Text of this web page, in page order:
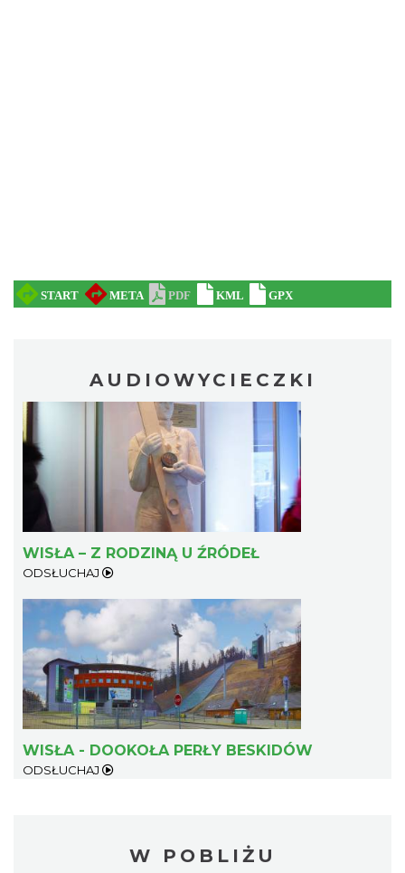
AUDIOWYCIECZKI
WISŁA – Z RODZINĄ U ŹRÓDEŁ
ODSŁUCHAJ
WISŁA - DOOKOŁA PERŁY BESKIDÓW
ODSŁUCHAJ
W POBLIŻU